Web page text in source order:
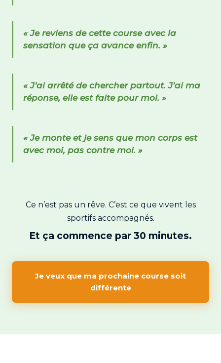
« Je reviens de cette course avec la
sensation que ça avance enfin. »
« J’ai arrêté de chercher partout. J’ai ma
réponse, elle est faite pour moi. »
« Je monte et je sens que mon corps est
avec moi, pas contre moi. »
Ce n’est pas un rêve. C’est ce que vivent les
sportifs accompagnés.
Et ça commence par 30 minutes.
Je veux que ma prochaine course soit
différente